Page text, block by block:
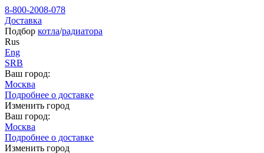
8-800-2008-078
Доставка
Подбор котла/радиатора
Rus
Eng
SRB
Ваш город:
Москва
Подробнее о доставке
Изменить город
Ваш город:
Москва
Подробнее о доставке
Изменить город